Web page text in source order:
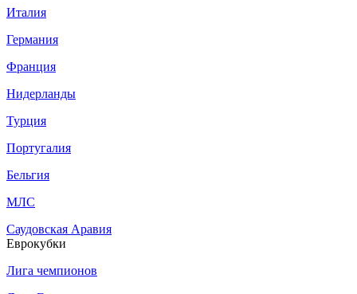
Италия
Германия
Франция
Нидерланды
Турция
Португалия
Бельгия
МЛС
Саудовская Аравия
Еврокубки
Лига чемпионов